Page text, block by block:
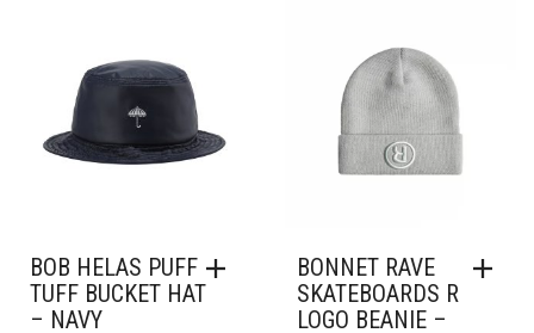
BOB HELAS PUFF
TUFF BUCKET HAT
– NAVY
BONNET RAVE
SKATEBOARDS R
LOGO BEANIE –